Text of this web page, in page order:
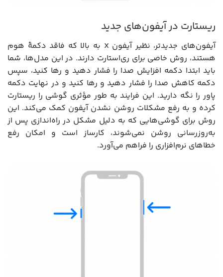
ریستارت در آیفون‌های جدید
آیفون‌های جدیدتر، نظیر آیفون X به بالا که فاقد دکمۀ هوم
هستند، روش خاصی برای ری‌استارت دارند. در این مدل‌ها، شما
باید ابتدا دکمه افزایش صدا را فشار دهید و رها کنید، سپس
دکمه کاهش صدا را فشار دهید و رها کنید و در نهایت دکمه
پاور را نگه دارید. این فرایند به طور مؤثری گوشی را ریستارت
کرده و به رفع مشکلات روشن نشدن آیفون کمک می‌کند. این
روش برای گوشی‌هایی که به دلیل مشکل در راه‌اندازی پس از
به‌روزرسانی روشن نمی‌شوند، کارساز است و امکان رفع
خطاهای نرم‌افزاری را فراهم می‌آورد.